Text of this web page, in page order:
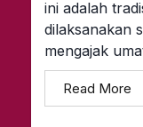
ini adalah
dilaksanakan
mengajak
Read More